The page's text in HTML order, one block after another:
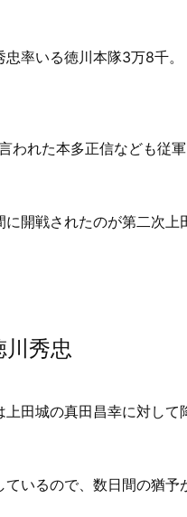
率いる徳川本隊3万8千。
われた本多正信なども従
開戦されたのが第二次上
秀忠
田城の真田昌幸に対して
いるので、数日間の猶予